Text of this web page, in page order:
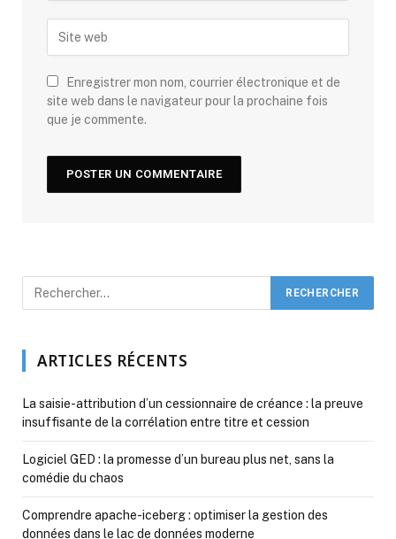
Enregistrer mon nom, courrier électronique et de
site web dans le navigateur pour la prochaine fois
que je commente.
ARTICLES RÉCENTS
La saisie-attribution d’un cessionnaire de créance : la preuve
insuffisante de la corrélation entre titre et cession
Logiciel GED : la promesse d’un bureau plus net, sans la
comédie du chaos
Comprendre apache-iceberg : optimiser la gestion des
données dans le lac de données moderne